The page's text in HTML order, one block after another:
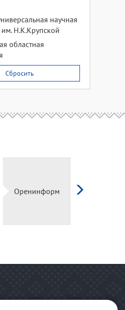
научная
Н.К.Крупской
областная
Сбросить
Оренинформ